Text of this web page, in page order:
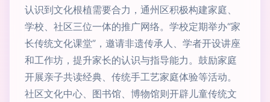
认识到文化根植需要合力，通州区积极构建家庭、
学校、社区三位一体的推广网络。学校定期举办“家
长传统文化课堂”，邀请非遗传承人、学者开设讲座
和工作坊，提升家长的认识与指导能力。鼓励家庭
开展亲子共读经典、传统手工艺家庭体验等活动。
社区文化中心、图书馆、博物馆则开辟儿童传统文